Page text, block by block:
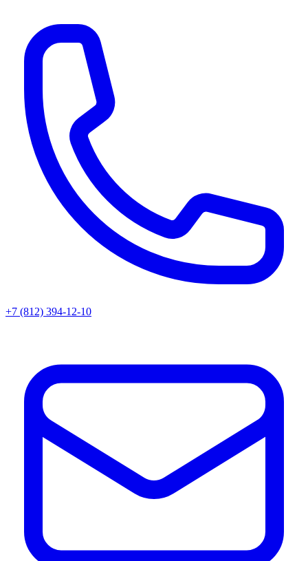
+7 (812) 394-12-10